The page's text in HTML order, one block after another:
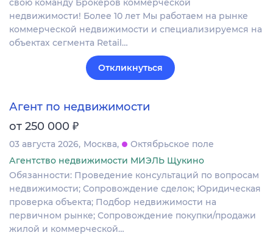
свою команду Брокеров коммерческой
недвижимости! Более 10 лет Мы работаем на рынке
коммерческой недвижимости и специализируемся на
объектах сегмента Retail…
Откликнуться
Агент по недвижимости
от 250 000 ₽
03 августа 2026 Москва
Октябрьское поле
Агентство недвижимости МИЭЛЬ Щукино
Обязанности: Проведение консультаций по вопросам
недвижимости; Сопровождение сделок; Юридическая
проверка объекта; Подбор недвижимости на
первичном рынке; Сопровождение покупки/продажи
жилой и коммерческой…